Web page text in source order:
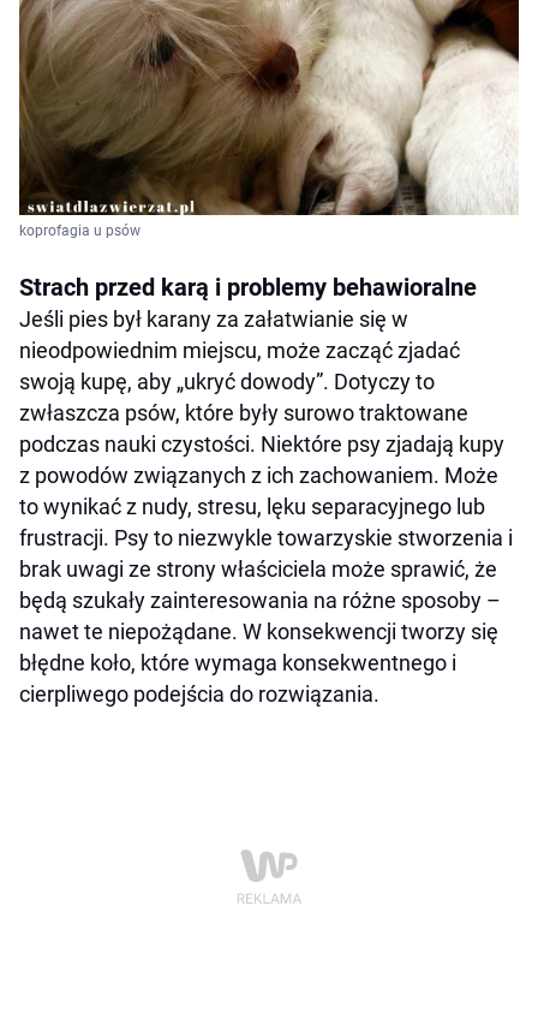
koprofagia u psów
Strach przed karą i problemy behawioralne
Jeśli pies był karany za załatwianie się w
nieodpowiednim miejscu, może zacząć zjadać
swoją kupę, aby „ukryć dowody”. Dotyczy to
zwłaszcza psów, które były surowo traktowane
podczas nauki czystości. Niektóre psy zjadają kupy
z powodów związanych z ich zachowaniem. Może
to wynikać z nudy, stresu, lęku separacyjnego lub
frustracji. Psy to niezwykle towarzyskie stworzenia i
brak uwagi ze strony właściciela może sprawić, że
będą szukały zainteresowania na różne sposoby –
nawet te niepożądane. W konsekwencji tworzy się
błędne koło, które wymaga konsekwentnego i
cierpliwego podejścia do rozwiązania.